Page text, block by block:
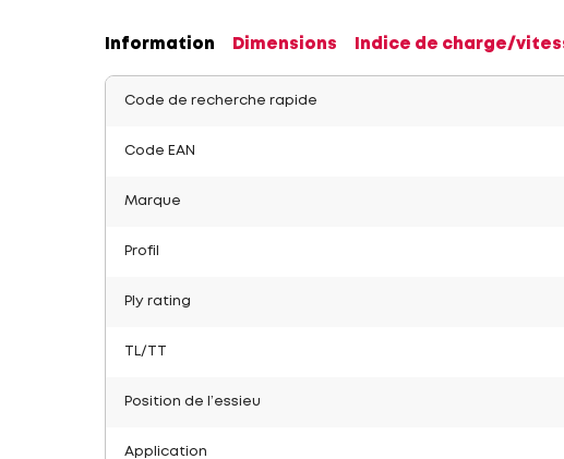
Information Dimensions Indice de charge/
Code de recherche rapide
Code EAN
Marque
Profil
Ply rating
TL/TT
Position de l’essieu
Application